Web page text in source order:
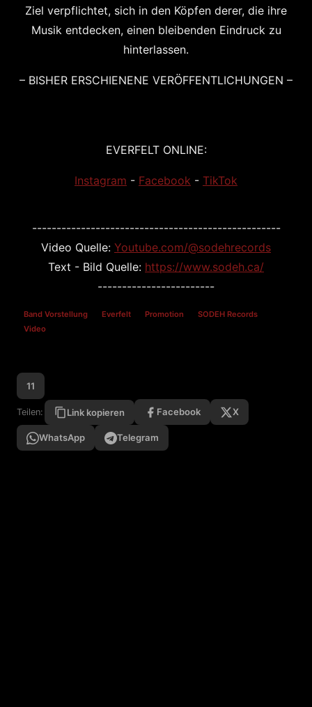
Ziel verpflichtet, sich in den Köpfen derer, die ihre
Musik entdecken, einen bleibenden Eindruck zu
hinterlassen.
– BISHER ERSCHIENENE VERÖFFENTLICHUNGEN –
EVERFELT ONLINE:
Instagram - Facebook - TikTok
---------------------------------------------------
Video Quelle: Youtube.com/@sodehrecords
Text - Bild Quelle: https://www.sodeh.ca/
------------------------
Band Vorstellung Everfelt Promotion
SODEH Records
Video
11
Teilen: Link kopieren Facebook X
WhatsApp Telegram